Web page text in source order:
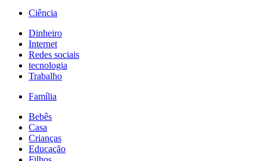
Ciência
Dinheiro
Internet
Redes sociais
tecnologia
Trabalho
Família
Bebês
Casa
Crianças
Educação